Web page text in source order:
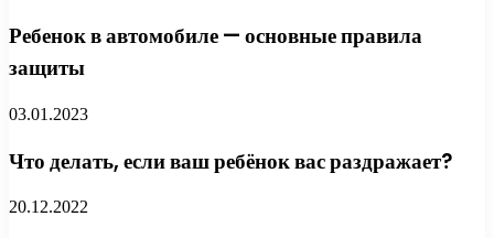
Ребенок в автомобиле — основные правила
защиты
03.01.2023
Что делать, если ваш ребёнок вас раздражает?
20.12.2022